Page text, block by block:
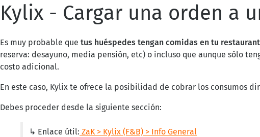
Kylix - Cargar una orden a
Es muy probable que tus huéspedes tengan comidas en tu
reserva: desayuno, media pensión, etc) o incluso que aunque sólo
costo adicional.
En este caso, Kylix te ofrece la posibilidad de cobrar los consumos
Debes proceder desde la siguiente sección:
↳ Enlace útil: ZaK > Kylix (F&B) > Info General